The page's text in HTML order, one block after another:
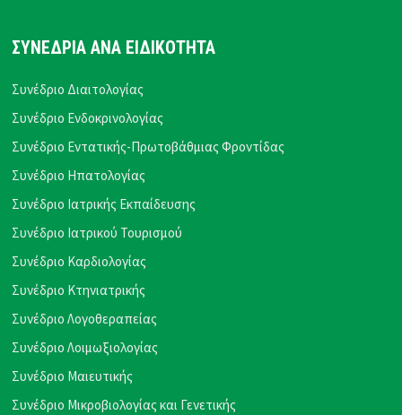
ΣΥΝΕΔΡΙΑ ΑΝΑ ΕΙΔΙΚΟΤΗΤΑ
Συνέδριο Διαιτολογίας
Συνέδριο Ενδοκρινολογίας
Συνέδριο Εντατικής-Πρωτοβάθμιας Φροντίδας
Συνέδριο Ηπατολογίας
Συνέδριο Ιατρικής Εκπαίδευσης
Συνέδριο Ιατρικού Τουρισμού
Συνέδριο Καρδιολογίας
Συνέδριο Κτηνιατρικής
Συνέδριο Λογοθεραπείας
Συνέδριο Λοιμωξιολογίας
Συνέδριο Μαιευτικής
Συνέδριο Μικροβιολογίας και Γενετικής